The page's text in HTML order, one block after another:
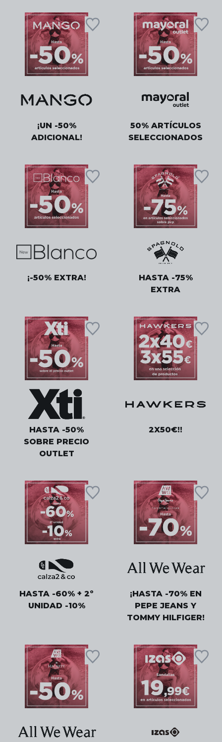
¡UN -50%
ADICIONAL!
50% ARTÍCULOS
SELECCIONADOS
¡-50% EXTRA!
HASTA -75%
EXTRA
HASTA -50%
SOBRE PRECIO
OUTLET
2X50€!!
HASTA -60% + 2º
UNIDAD -10%
¡HASTA -70% EN
PEPE JEANS Y
TOMMY HILFIGER!